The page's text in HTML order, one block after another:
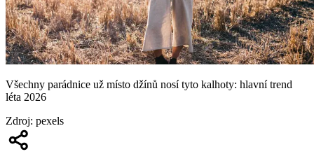
Všechny parádnice už místo džínů nosí tyto kalhoty: hlavní trend
léta 2026
Zdroj: pexels